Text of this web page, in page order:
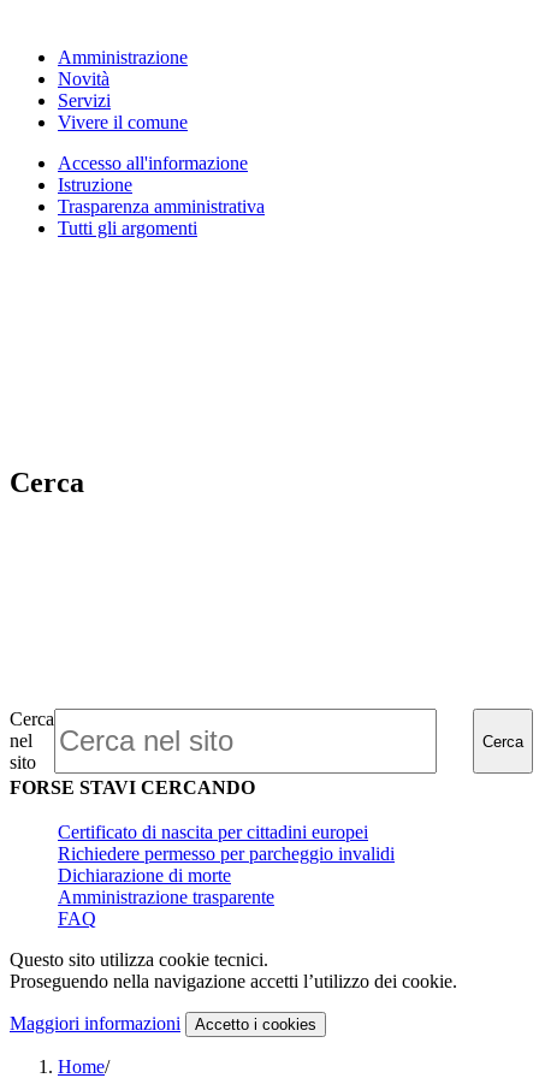
Amministrazione
Novità
Servizi
Vivere il comune
Accesso all'informazione
Istruzione
Trasparenza amministrativa
Tutti gli argomenti
Cerca
Cerca
nel
sito
Cerca
FORSE STAVI CERCANDO
Certificato di nascita per cittadini europei
Richiedere permesso per parcheggio invalidi
Dichiarazione di morte
Amministrazione trasparente
FAQ
Questo sito utilizza cookie tecnici.
Proseguendo nella navigazione accetti l’utilizzo dei cookie.
Maggiori informazioni Accetto i cookies
Home/